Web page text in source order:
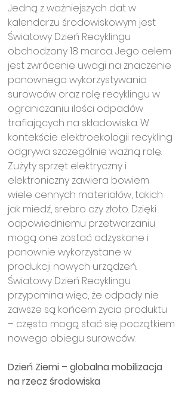
Jedną z ważniejszych dat w
kalendarzu środowiskowym jest
Światowy Dzień Recyklingu
obchodzony 18 marca. Jego celem
jest zwrócenie uwagi na znaczenie
ponownego wykorzystywania
surowców oraz rolę recyklingu w
ograniczaniu ilości odpadów
trafiających na składowiska. W
kontekście elektroekologii recykling
odgrywa szczególnie ważną rolę.
Zużyty sprzęt elektryczny i
elektroniczny zawiera bowiem
wiele cennych materiałów, takich
jak miedź, srebro czy złoto. Dzięki
odpowiedniemu przetwarzaniu
mogą one zostać odzyskane i
ponownie wykorzystane w
produkcji nowych urządzeń.
Światowy Dzień Recyklingu
przypomina więc, że odpady nie
zawsze są końcem życia produktu
– często mogą stać się początkiem
nowego obiegu surowców.
Dzień Ziemi – globalna mobilizacja
na rzecz środowiska